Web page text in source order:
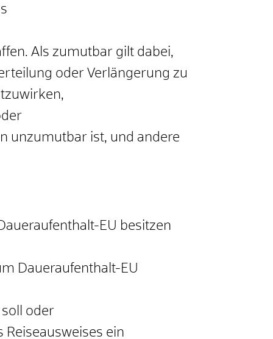
Als zumutbar gilt dabei,
oder Verlängerung zu
unzumutbar ist, und andere
EU besitzen
Daueraufenthalt-EU
oder
ein